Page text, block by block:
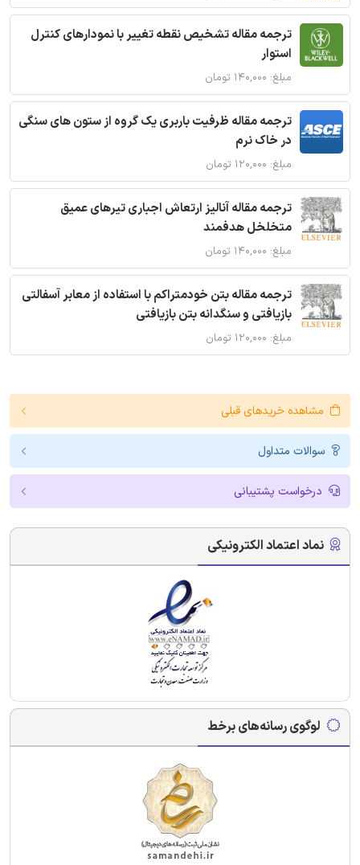
ترجمه مقاله تشخیص نقطه تغییر با نمودارهای کنترل
استوار
مبلغ: ۱۴۰,۰۰۰ تومان
ترجمه مقاله ظرفیت باربری یک گروه از ستون های سنگی
در خاک نرم
مبلغ: ۱۲۰,۰۰۰ تومان
ترجمه مقاله آنالیز ارتعاش اجباری تیرهای عمیق
متخلخل هدفمند
مبلغ: ۱۴۰,۰۰۰ تومان
ترجمه مقاله بتن خودمتراکم با استفاده از معابر آسفالتی
بازیافتی و سنگدانه بتن بازیافتی
مبلغ: ۱۲۰,۰۰۰ تومان
مشاهده خریدهای قبلی
سوالات متداول
درخواست پشتیبانی
نماد اعتماد الکترونیکی
لوگوی رسانه‌های برخط